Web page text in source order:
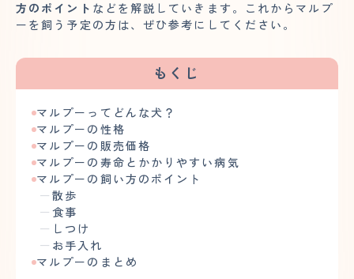
方のポイント などを解説していきます。これからマルプ
ーを飼う予定の方は、ぜひ参考にしてください。
もくじ
マルプーってどんな犬？
マルプーの性格
マルプーの販売価格
マルプーの寿命とかかりやすい病気
マルプーの飼い方のポイント
散歩
食事
しつけ
お手入れ
マルプーのまとめ